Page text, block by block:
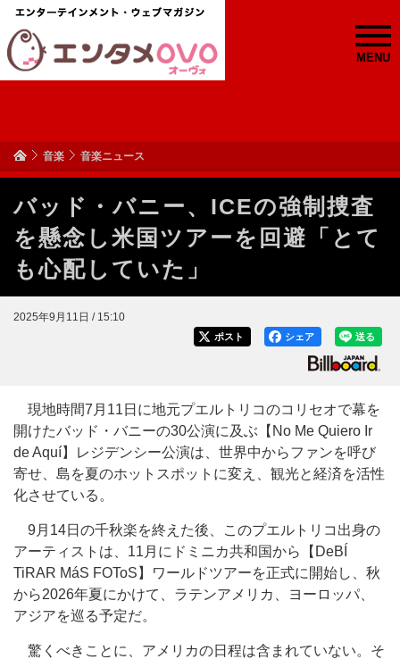
MENU
音楽 音楽ニュース
バッド・バニー、ICEの強制捜査
を懸念し米国ツアーを回避「とて
も心配していた」
2025年9月11日 / 15:10
送る
シェア
ポスト
現地時間7月11日に地元プエルトリコのコリセオで幕を
開けたバッド・バニーの30公演に及ぶ 【No Me Quiero Ir
de Aquí】レジデンシー公演は、世界中からファンを呼び
寄せ、島を夏のホットスポットに変え、観光と経済を活性
化させている。
9月14日の千秋楽を終えた後、このプエルトリコ出身の
アーティストは、11月にドミニカ共和国から【DeBÍ
TiRAR MáS FOToS】ワールドツアーを正式に開始し、秋
から2026年夏にかけて、ラテンアメリカ、ヨーロッパ、
アジアを巡る予定だ。
驚くべきことに、アメリカの日程は含まれていない。そ